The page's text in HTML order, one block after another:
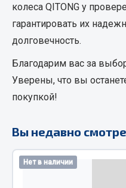
Camozzi
Адаптеры и переходники
Тройники
Трубки, муфты, гайки
Угольники
Фитинги
Весь раздел
колеса QITONG у
гарантировать их
долговечность.
Благодарим вас за
Уверены, что вы
покупкой!
Вы недавно
Нет в наличии